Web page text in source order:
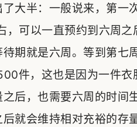
大半：一般说来，第一
可以一直预约到六周之
期就是六周。等到第七
件，这也是因为一件衣
后，也需要六周的时间
后就会维持相对充裕的